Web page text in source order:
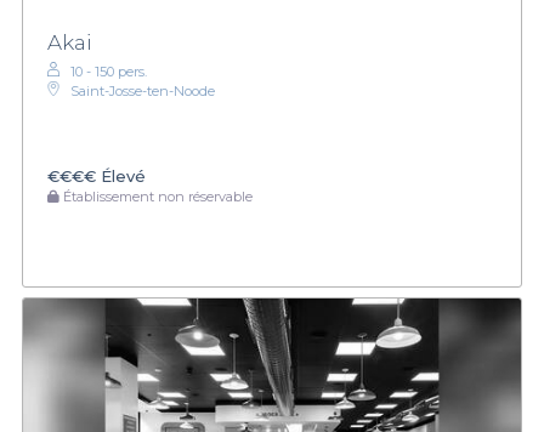
Akai
10 - 150 pers.
Saint-Josse-ten-Noode
€€€€ Élevé
Établissement non réservable